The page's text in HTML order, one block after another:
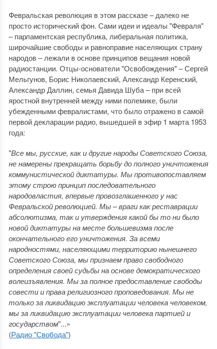
Февральская революция в этом рассказе – далеко не
просто исторический фон. Сами идеи и идеалы "Февраля"
– парламентская республика, либеральная политика,
широчайшие свободы и равноправие населяющих страну
народов – лежали в основе принципов вещания новой
радиостанции. Отцы-основатели "Освобождения" – Сергей
Мельгунов, Борис Николаевский, Александр Керенский,
Александр Даллин, семья Давида Шуба – при всей
яростной внутренней между ними полемике, были
убежденными февралистами, что было отражено в самой
первой декларации радио, вышедшей в эфир 1 марта 1953
года:
"Все мы, русские, как и другие народы Советского Союза,
не намерены прекращать борьбу до полного уничтожения
коммунистической диктатуры. Мы противопоставляем
этому строю принцип последовательного
народовластия, впервые провозглашенного у нас
Февральской революцией. Мы – враги как реставрации
абсолютизма, так и утверждения какой бы то ни было
новой диктатуры на месте большевизма после
окончательного его уничтожения. За всеми
народностями, населяющими территорию нынешнего
Советского Союза, мы признаем право свободного
определения своей судьбы на основе демократического
волеизъявления. Мы за полное предоставление свободы
совести и права религиозного проповедования. Мы не
только за ликвидацию эксплуатации человека человеком,
мы за ликвидацию эксплуатации человека партией и
государством"...»
(Радио "Свобода")